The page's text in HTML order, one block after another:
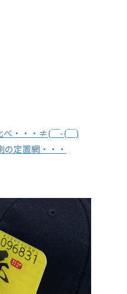
べ・・・≠(￣-(￣)
定置網・・・